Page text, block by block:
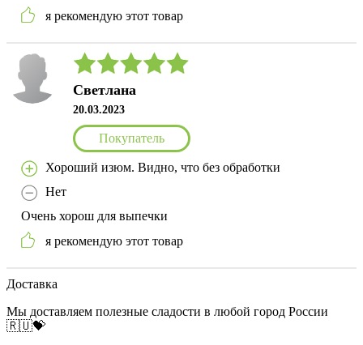
я рекомендую этот товар
Светлана
20.03.2023
Покупатель
Хороший изюм. Видно, что без обработки
Нет
Очень хорош для выпечки
я рекомендую этот товар
Доставка
Мы доставляем полезные сладости в любой город России
🇷🇺💝